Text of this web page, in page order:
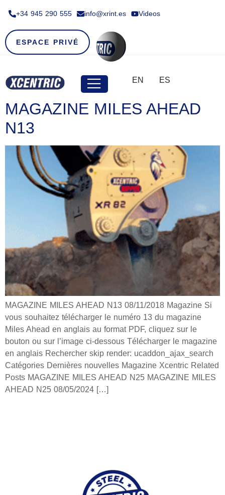
+34 945 290 555​ info@xrint.es Videos
ESPACE PRIVÉ
EN ES
MAGAZINE MILES AHEAD
N13
MAGAZINE MILES AHEAD N13 08/11/2018 Magazine Si
vous souhaitez télécharger le numéro 13 du magazine
Miles Ahead en anglais au format PDF, cliquez sur le
bouton ou sur l’image ci-dessous Télécharger le magazine
en anglais Rechercher skip render: ucaddon_ajax_search
Catégories Dernières nouvelles Magazine Xcentric Related
Posts MAGAZINE MILES AHEAD N25 MAGAZINE MILES
AHEAD N25 08/05/2024 […]